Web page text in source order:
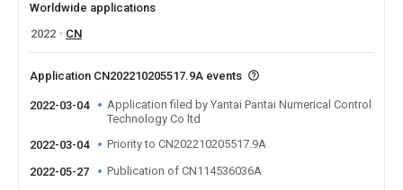
Worldwide applications
2022
CN
Application CN202210205517.9A events
2022-03-04
Application filed by Yantai Pantai Numerical Control
Technology Co ltd
2022-03-04
Priority to CN202210205517.9A
2022-05-27 Publication of CN114536036A